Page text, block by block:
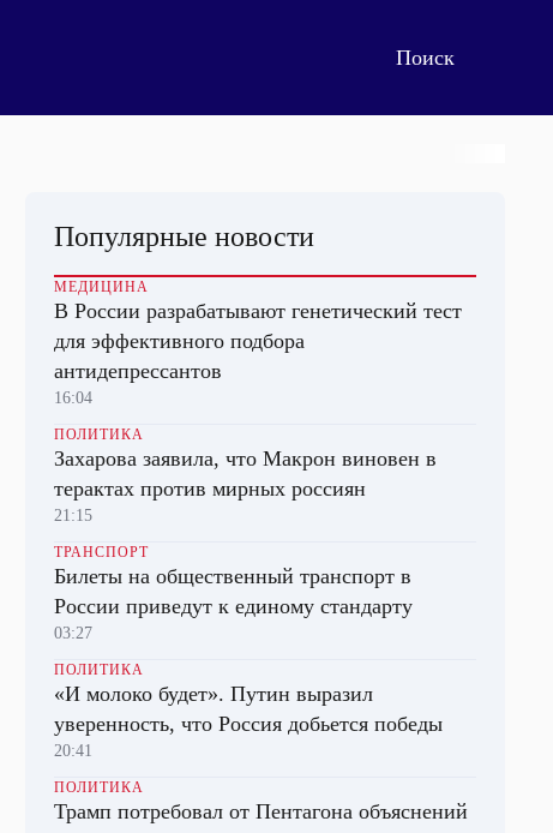
Популярные новости
МЕДИЦИНА
В России разрабатывают генетический тест
для эффективного подбора
антидепрессантов
16:04
ПОЛИТИКА
Захарова заявила, что Макрон виновен в
терактах против мирных россиян
21:15
ТРАНСПОРТ
Билеты на общественный транспорт в
России приведут к единому стандарту
03:27
ПОЛИТИКА
«И молоко будет». Путин выразил
уверенность, что Россия добьется победы
20:41
ПОЛИТИКА
Трамп потребовал от Пентагона объяснений